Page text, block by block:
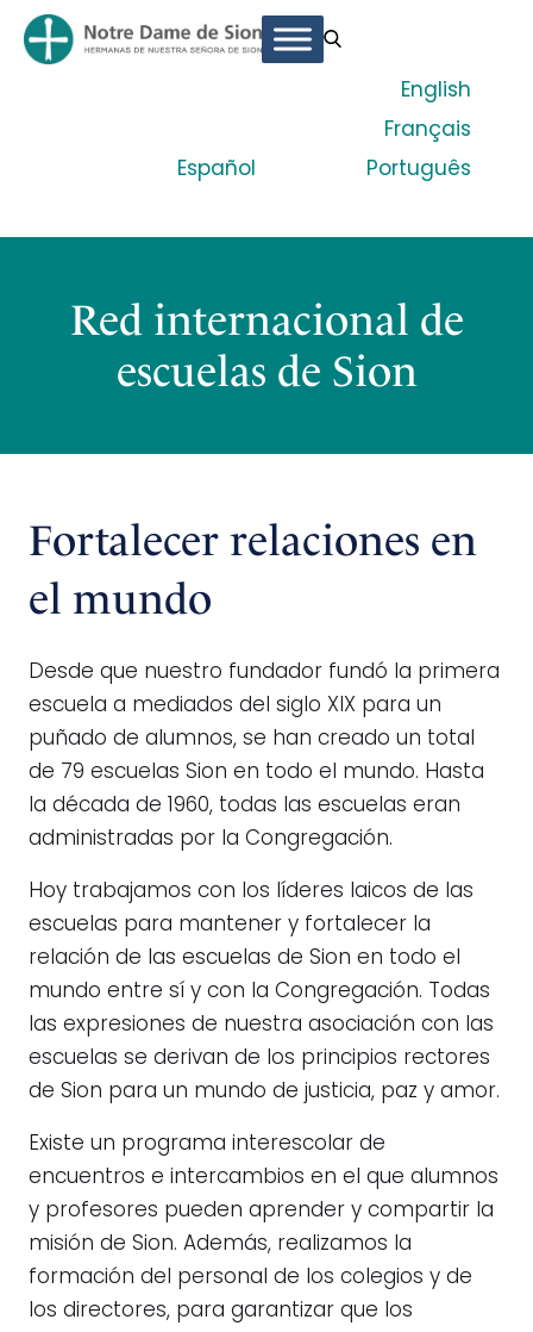
Español
English
Français
Português
Red internacional de
escuelas de Sion
Fortalecer relaciones en
el mundo
Desde que nuestro fundador fundó la primera
escuela a mediados del siglo XIX para un
puñado de alumnos, se han creado un total
de 79 escuelas Sion en todo el mundo. Hasta
la década de 1960, todas las escuelas eran
administradas por la Congregación.
Hoy trabajamos con los líderes laicos de las
escuelas para mantener y fortalecer la
relación de las escuelas de Sion en todo el
mundo entre sí y con la Congregación. Todas
las expresiones de nuestra asociación con las
escuelas se derivan de los principios rectores
de Sion para un mundo de justicia, paz y amor.
Existe un programa interescolar de
encuentros e intercambios en el que alumnos
y profesores pueden aprender y compartir la
misión de Sion. Además, realizamos la
formación del personal de los colegios y de
los directores, para garantizar que los